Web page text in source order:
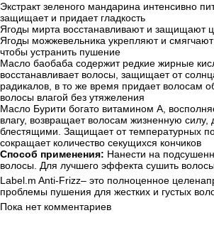
Экстракт зеленого мандарина интенсивно
защищает и придает гладкость
Ягоды мирта восстанавливают и защищают
Ягоды можжевельника укрепляют и смягчают
чтобы устранить пушение
Масло баобаба содержит редкие жирные
восстанавливает волосы, защищает от
радикалов, в то же время придает волосам
волосы влагой без утяжеления
Масло Бурити богато витамином А,
влагу, возвращает волосам жизненную силу,
блестящими. Защищает от температурных
сокращает количество секущихся кончиков
Способ применения: Нанести на
волосы. Для лучшего эффекта сушить
Label.m Anti-Frizz– это полноценное
проблемы пушения для жестких и густых
Пока нет комментариев